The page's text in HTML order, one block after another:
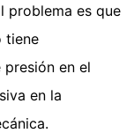
problema es que
tiene
en el
en la